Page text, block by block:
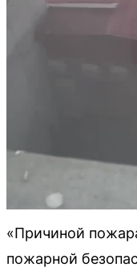
«Причиной
пожарной